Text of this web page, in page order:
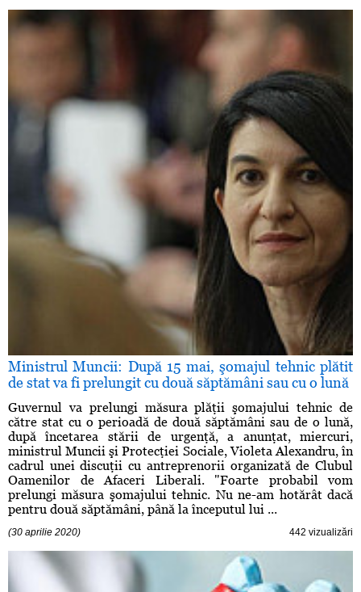
Ministrul Muncii: După 15 mai, şomajul tehnic plătit
de stat va fi prelungit cu două săptămâni sau cu o lună
Guvernul va prelungi măsura plăţii şomajului tehnic de
către stat cu o perioadă de două săptămâni sau de o lună,
după încetarea stării de urgenţă, a anunţat, miercuri,
ministrul Muncii şi Protecţiei Sociale, Violeta Alexandru, în
cadrul unei discuţii cu antreprenorii organizată de Clubul
Oamenilor de Afaceri Liberali. "Foarte probabil vom
prelungi măsura şomajului tehnic. Nu ne-am hotărât dacă
pentru două săptămâni, până la începutul lui ...
(30 aprilie 2020) 442 vizualizări